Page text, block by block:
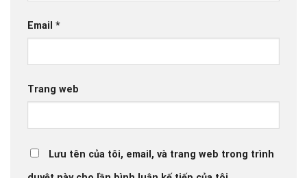
Email *
Trang web
Lưu tên của tôi, email, và trang web trong trình